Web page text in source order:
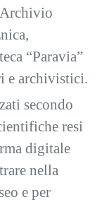
“Paravia”
e archivistici.
secondo
resi
digitale
nella
e per